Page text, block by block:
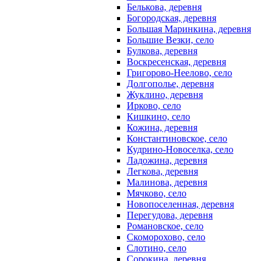
Белькова, деревня
Богородская, деревня
Большая Маринкина, деревня
Большие Везки, село
Булкова, деревня
Воскресенская, деревня
Григорово-Неелово, село
Долгополье, деревня
Жуклино, деревня
Ирково, село
Кишкино, село
Кожина, деревня
Константиновское, село
Кудрино-Новоселка, село
Ладожина, деревня
Легкова, деревня
Малинова, деревня
Мячково, село
Новопоселенная, деревня
Перегудова, деревня
Романовское, село
Скоморохово, село
Слотино, село
Сорокина, деревня